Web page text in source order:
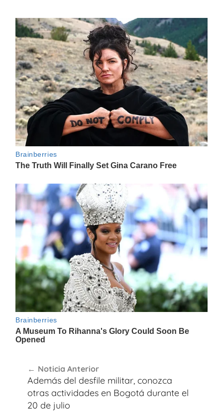
de
entradas
Noticia Anterior
Además del desfile militar, conozca
otras actividades en Bogotá durante el
20 de julio